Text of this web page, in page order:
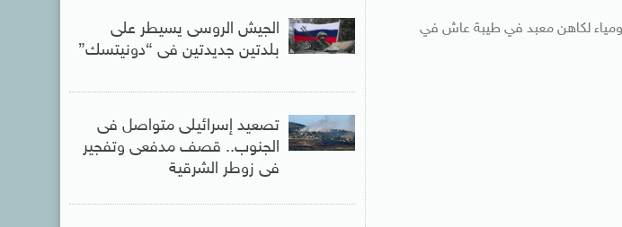
لكاهن معبد في طيبة عاش في
الجيش الروسى يسيطر على
بلدتين جديدتين فى “دونيتسك”
تصعيد إسرائيلى متواصل فى
الجنوب.. قصف مدفعى وتفجير
فى زوطر الشرقية